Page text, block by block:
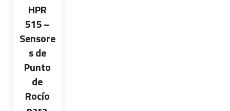
HPR
515 –
Sensore
s de
Punto
de
Rocío